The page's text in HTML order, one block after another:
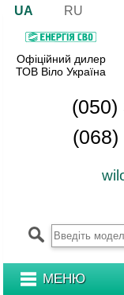
UA RU
Офіційний дилер
ТОВ Віло Україна
(050)
(068)
МЕНЮ